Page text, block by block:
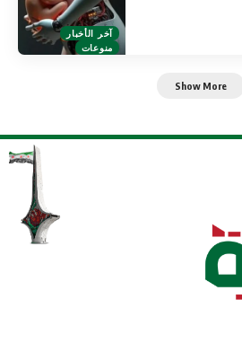
آخر الأخبار
منوعات
Show More